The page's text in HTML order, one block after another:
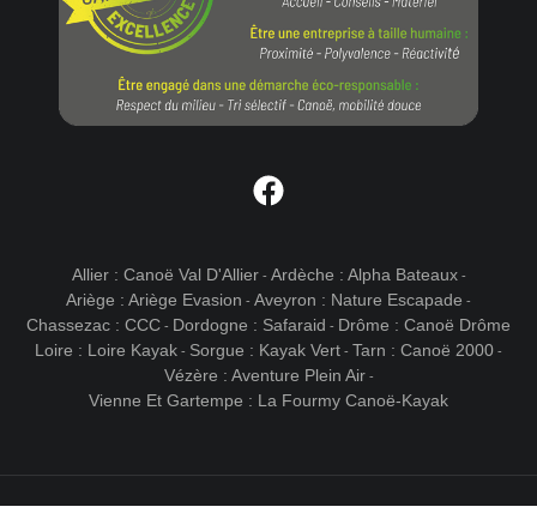
Allier : Canoë Val D'Allier- Ardèche : Alpha Bateaux-
Ariège : Ariège Evasion - Aveyron : Nature Escapade -
Chassezac : CCC - Dordogne : Safaraid - Drôme : Canoë Drôme
Loire : Loire Kayak - Sorgue : Kayak Vert - Tarn : Canoë 2000 -
Vézère : Aventure Plein Air-
Vienne Et Gartempe : La Fourmy Canoë-Kayak